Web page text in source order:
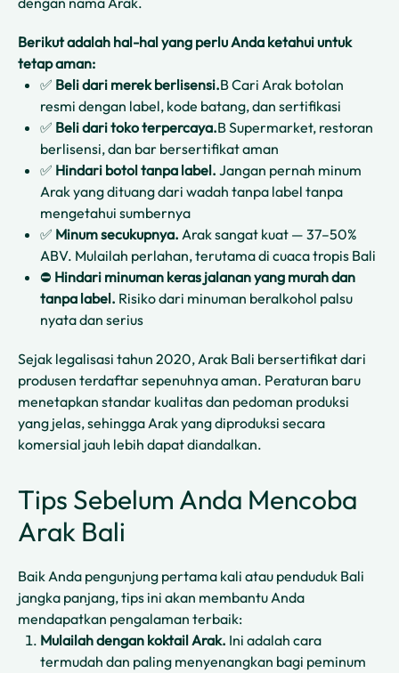
Berikut adalah hal-hal yang perlu Anda ketahui untuk
tetap aman:
✅ Beli dari merek berlisensi.B Cari Arak botolan
resmi dengan label, kode batang, dan sertifikasi
✅ Beli dari toko terpercaya.B Supermarket, restoran
berlisensi, dan bar bersertifikat aman
✅ Hindari botol tanpa label. Jangan pernah minum
Arak yang dituang dari wadah tanpa label tanpa
mengetahui sumbernya
✅ Minum secukupnya. Arak sangat kuat — 37–50%
ABV. Mulailah perlahan, terutama di cuaca tropis Bali
⛔ Hindari minuman keras jalanan yang murah dan
tanpa label. Risiko dari minuman beralkohol palsu
nyata dan serius
Sejak legalisasi tahun 2020, Arak Bali bersertifikat dari
produsen terdaftar sepenuhnya aman. Peraturan baru
menetapkan standar kualitas dan pedoman produksi
yang jelas, sehingga Arak yang diproduksi secara
komersial jauh lebih dapat diandalkan.
Tips Sebelum Anda Mencoba
Arak Bali
Baik Anda pengunjung pertama kali atau penduduk Bali
jangka panjang, tips ini akan membantu Anda
mendapatkan pengalaman terbaik:
Mulailah dengan koktail Arak. Ini adalah cara
termudah dan paling menyenangkan bagi peminum